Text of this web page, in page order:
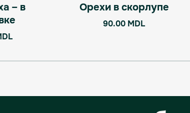
– в
Орехи в скорлупе
90.00 MDL